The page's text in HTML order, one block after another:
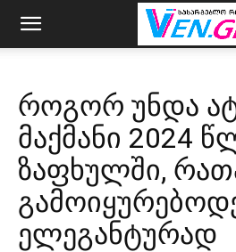
როგორ უნდა
მაქმანი 2024
ზაფხულში,
ელეგანტურად